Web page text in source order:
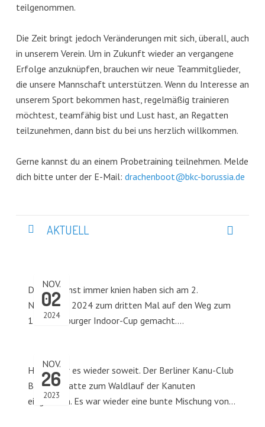
teilgenommen.
Die Zeit bringt jedoch Veränderungen mit sich, überall, auch
in unserem Verein. Um in Zukunft wieder an vergangene
Erfolge anzuknüpfen, brauchen wir neue Teammitglieder,
die unsere Mannschaft unterstützen. Wenn du Interesse an
unserem Sport bekommen hast, regelmäßig trainieren
möchtest, teamfähig bist und Lust hast, an Regatten
teilzunehmen, dann bist du bei uns herzlich willkommen.
Gerne kannst du an einem Probetraining teilnehmen. Melde
dich bitte unter der E-Mail: drachenboot@bkc-borussia.de
AKTUELL
NOV.
02
2024
Die, die sonst immer knien haben sich am 2.
November 2024 zum dritten Mal auf den Weg zum
11. Merseburger Indoor-Cup gemacht.…
NOV.
26
2023
Heute war es wieder soweit. Der Berliner Kanu-Club
Borussia hatte zum Waldlauf der Kanuten
eingeladen. Es war wieder eine bunte Mischung von…